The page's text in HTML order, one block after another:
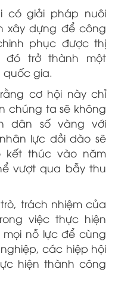
có giải pháp nuôi
xây dựng để công
phục được thị
đó trở thành một
quốc gia.
cơ hội này chỉ
chúng ta sẽ không
dân số vàng với
lực dồi dào sẽ
thúc vào năm
vượt qua bẫy thu
trách nhiệm của
việc thực hiện
nỗ lực để cùng
các hiệp hội
hiện thành công